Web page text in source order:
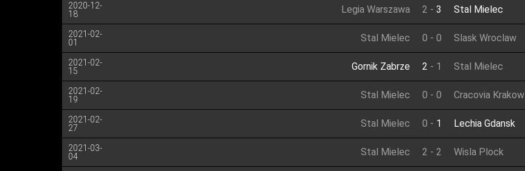
2020-12-
18
Legia Warszawa 2 - 3 Stal Mielec
2021-02-
01
Stal Mielec 0 - 0 Slask Wroclaw
2021-02-
15
Gornik Zabrze 2 - 1 Stal Mielec
2021-02-
19
Stal Mielec 0 - 0 Cracovia Krakow
2021-02-
27
Stal Mielec 0 - 1 Lechia Gdansk
2021-03-
04
Stal Mielec 2 - 2 Wisla Plock